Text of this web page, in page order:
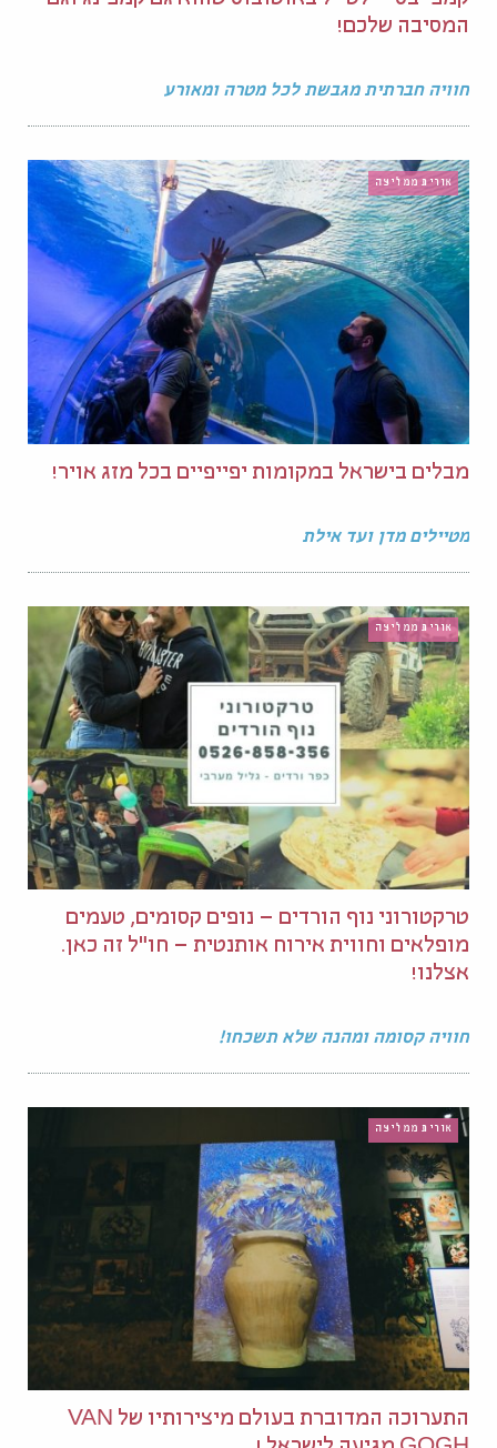
המסיבה שלכם!
חוויה חברתית מגבשת לכל מטרה ומאורע
אורית ממליצה
מבלים בישראל במקומות יפייפיים בכל מזג אויר!
מטיילים מדן ועד אילת
אורית ממליצה
טרקטורוני נוף הורדים – נופים קסומים, טעמים
מופלאים וחווית אירוח אותנטית – חו"ל זה כאן.
אצלנו!
חוויה קסומה ומהנה שלא תשכחו!
אורית ממליצה
התערוכה המדוברת בעולם מיצירותיו של VAN